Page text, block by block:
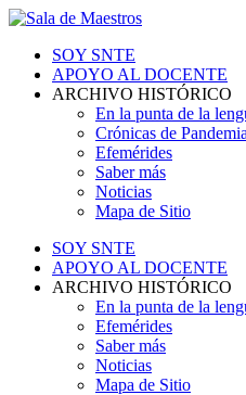
SOY SNTE
APOYO AL DOCENTE
ARCHIVO HISTÓRICO
En la punta de la
Crónicas de Pandemia
Efemérides
Saber más
Noticias
Mapa de Sitio
SOY SNTE
APOYO AL DOCENTE
ARCHIVO HISTÓRICO
En la punta de la
Efemérides
Saber más
Noticias
Mapa de Sitio